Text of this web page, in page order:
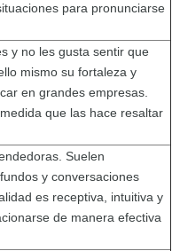
para pronunciarse
y no les gusta sentir que
mismo su fortaleza y
en grandes empresas.
que las hace resaltar
Suelen
y conversaciones
es receptiva, intuitiva y
de manera efectiva